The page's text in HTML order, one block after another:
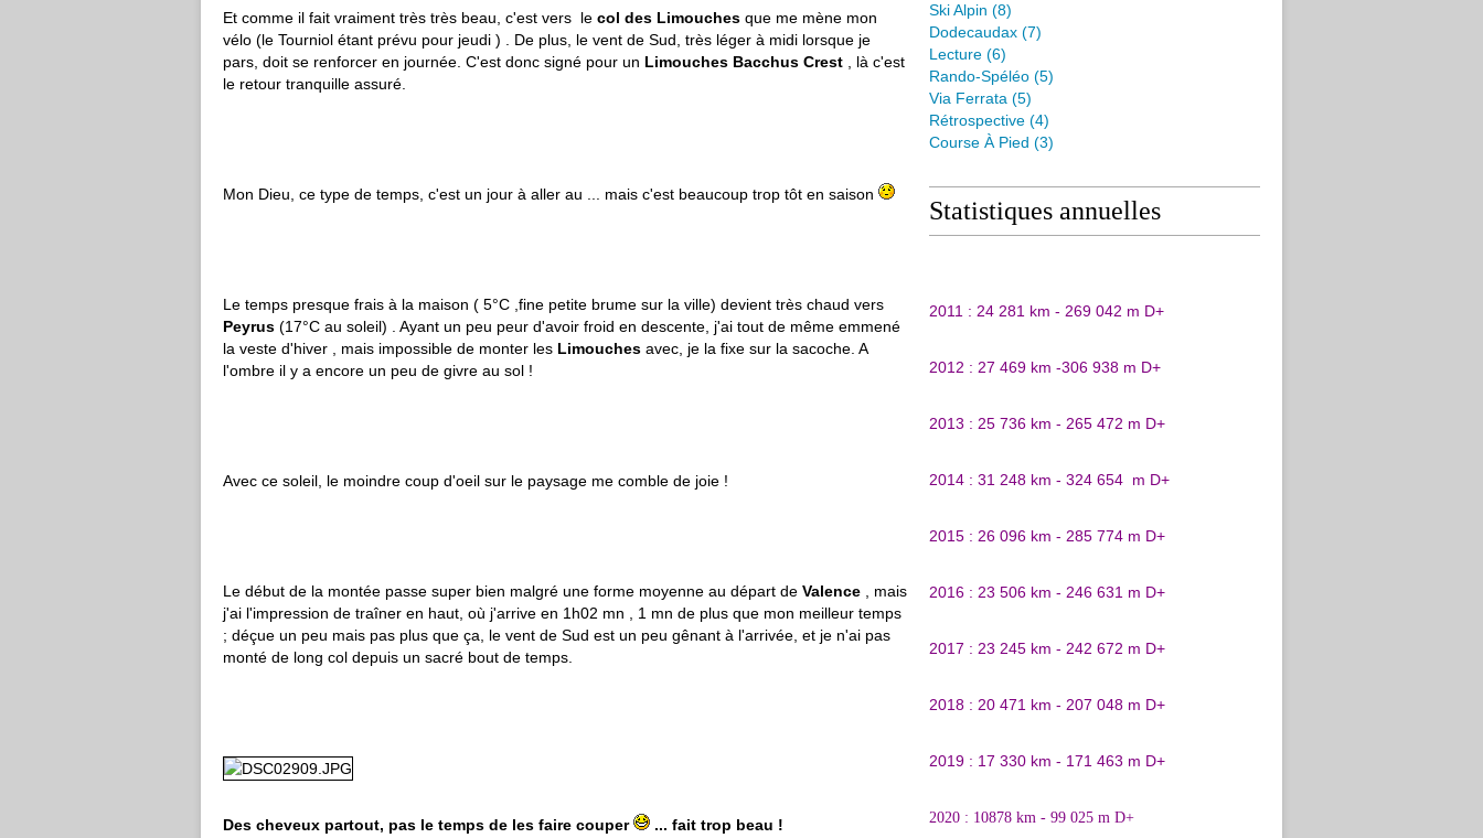
Et comme il fait vraiment très très beau, c'est vers le col des Limouches que me mène mon
vélo (le Tourniol étant prévu pour jeudi ) . De plus, le vent de Sud, très léger à midi lorsque je
pars, doit se renforcer en journée. C'est donc signé pour un Limouches Bacchus Crest , là c'est
le retour tranquille assuré.
Mon Dieu, ce type de temps, c'est un jour à aller au ... mais c'est beaucoup trop tôt en saison
Le temps presque frais à la maison ( 5°C ,fine petite brume sur la ville) devient très chaud vers
Peyrus (17°C au soleil) . Ayant un peu peur d'avoir froid en descente, j'ai tout de même emmené
la veste d'hiver , mais impossible de monter les Limouches avec, je la fixe sur la sacoche. A
l'ombre il y a encore un peu de givre au sol !
Avec ce soleil, le moindre coup d'oeil sur le paysage me comble de joie !
Le début de la montée passe super bien malgré une forme moyenne au départ de Valence , mais
j'ai l'impression de traîner en haut, où j'arrive en 1h02 mn , 1 mn de plus que mon meilleur temps
; déçue un peu mais pas plus que ça, le vent de Sud est un peu gênant à l'arrivée, et je n'ai pas
monté de long col depuis un sacré bout de temps.
Des cheveux partout, pas le temps de les faire couper ... fait trop beau !
Ski Alpin (8)
Dodecaudax (7)
Lecture (6)
Rando-Spéléo (5)
Via Ferrata (5)
Rétrospective (4)
Course À Pied (3)
Statistiques annuelles
2011 : 24 281 km - 269 042 m D+
2012 : 27 469 km -306 938 m D+
2013 : 25 736 km - 265 472 m D+
2014 : 31 248 km - 324 654 m D+
2015 : 26 096 km - 285 774 m D+
2016 : 23 506 km - 246 631 m D+
2017 : 23 245 km - 242 672 m D+
2018 : 20 471 km - 207 048 m D+
2019 : 17 330 km - 171 463 m D+
2020 : 10878 km - 99 025 m D+